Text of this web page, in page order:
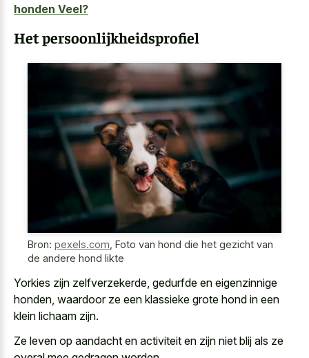
honden Veel?
Het persoonlijkheidsprofiel
Bron: pexels.com, Foto van hond die het gezicht van
de andere hond likte
Yorkies zijn zelfverzekerde, gedurfde en eigenzinnige
honden, waardoor ze een klassieke grote hond in een
klein lichaam zijn.
Ze leven op aandacht en activiteit en zijn niet blij als ze